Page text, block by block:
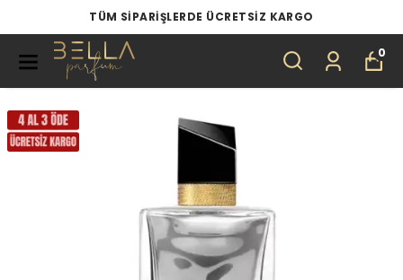
TÜM ÜRÜNLERDE 4 AL 3 ÖDE
0